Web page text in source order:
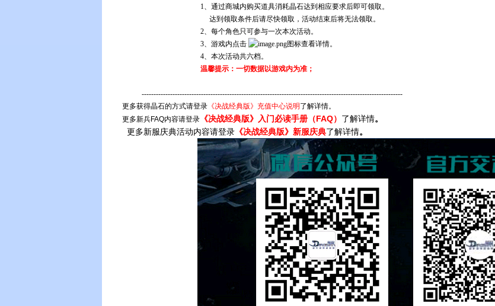
1、通过商城内购买道具消耗晶石达到相应要求后即可领取。
达到领取条件后请尽快领取，活动结束后将无法领取。
2、每个角色只可参与一次本次活动。
3、游戏内点击
图标查看详情。
4、本次活动共六档。
温馨提示：一切数据以游戏内为准；
--------------------------------------------------------------------------------------------------------------
更多获得晶石的方式请登录 《决战经典版》充值中心说明 了解详情。
更多新兵FAQ内容请登录 《决战经典版》入门必读手册（FAQ） 了解详情。
更多新服庆典活动内容请登录 《决战经典版》新服庆典了解详情。